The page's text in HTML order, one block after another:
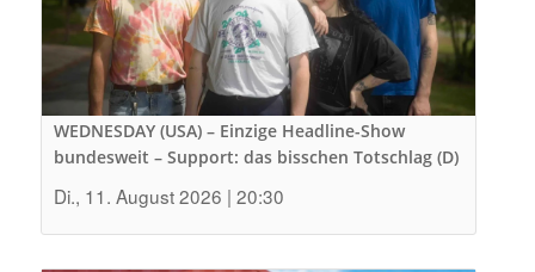
WEDNESDAY (USA) – Einzige Headline-Show
bundesweit – Support: das bisschen Totschlag (D)
Di., 11. August 2026 | 20:30